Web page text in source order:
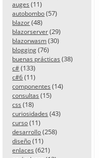
auges (11)
autobombo (57)
blazor (48)
blazorserver (29)
blazorwasm (30)
blogging (76)
buenas prácticas (38)
c# (133)
c#6 (11)
componentes (14)
consultas (15)
css (18)
curiosidades (43)
curso (11)
desarrollo (258)
diseño (11)
enlaces (621)